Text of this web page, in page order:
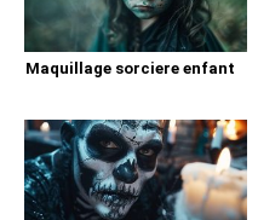
Maquillage sorciere enfant